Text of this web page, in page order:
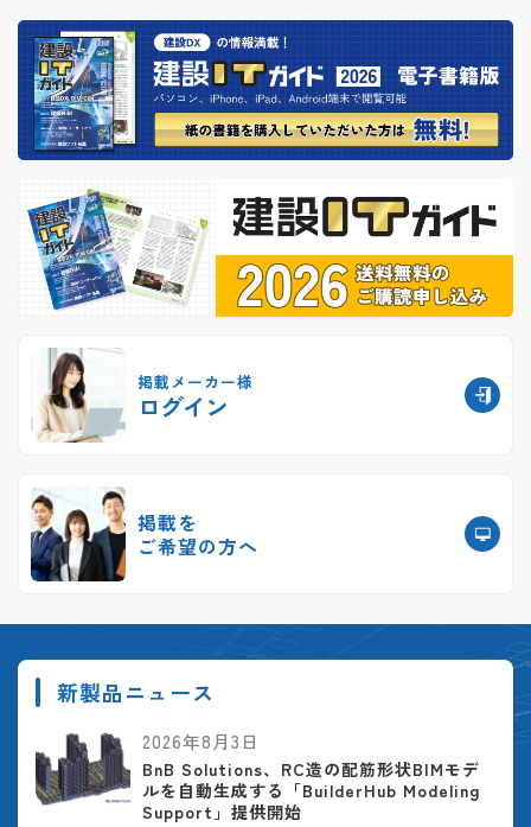
掲載メーカー様
ログイン
掲載を
ご希望の方へ
新製品ニュース
2026年8月3日
BnB Solutions、RC造の配筋形状BIMモデ
ルを自動生成する「BuilderHub Modeling
Support」提供開始